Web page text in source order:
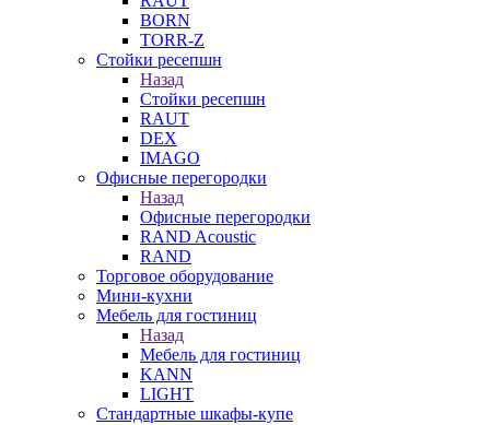
BORN
TORR-Z
Стойки ресепшн
Назад
Стойки ресепшн
RAUT
DEX
IMAGO
Офисные перегородки
Назад
Офисные перегородки
RAND Acoustic
RAND
Торговое оборудование
Мини-кухни
Мебель для гостиниц
Назад
Мебель для гостиниц
KANN
LIGHT
Стандартные шкафы-купе